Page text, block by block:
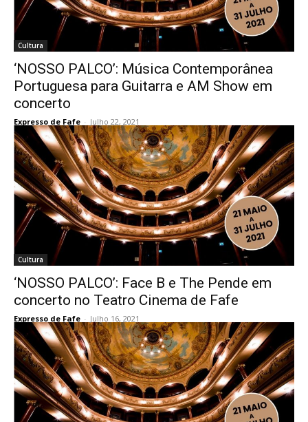
Cultura
‘NOSSO PALCO’: Música Contemporânea
Portuguesa para Guitarra e AM Show em
concerto
Expresso de Fafe - Julho 22, 2021
Cultura
‘NOSSO PALCO’: Face B e The Pende em
concerto no Teatro Cinema de Fafe
Expresso de Fafe - Julho 16, 2021